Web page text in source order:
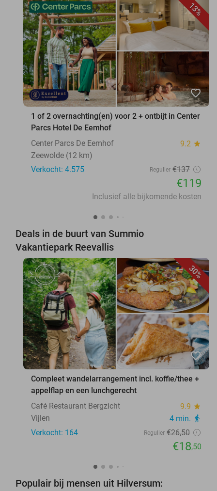
13%
favorite_border
1 of 2 overnachting(en) voor 2 + ontbijt in Center
Parcs Hotel De Eemhof
Center Parcs De Eemhof
9.2 star
Zeewolde (12 km)
Verkocht: 4.575
Regulier €137
€119
Inclusief alle bijkomende kosten
Deals in de buurt van Summio
Vakantiepark Reevallis
30%
favorite_border
Compleet wandelarrangement incl. koffie/thee +
appelflap en een lunchgerecht
Café Restaurant Bergzicht
9.9 star
Vijlen 4 min. directions_walk
Verkocht: 164 Regulier €26,50
€18,50
Populair bij mensen uit Hilversum: